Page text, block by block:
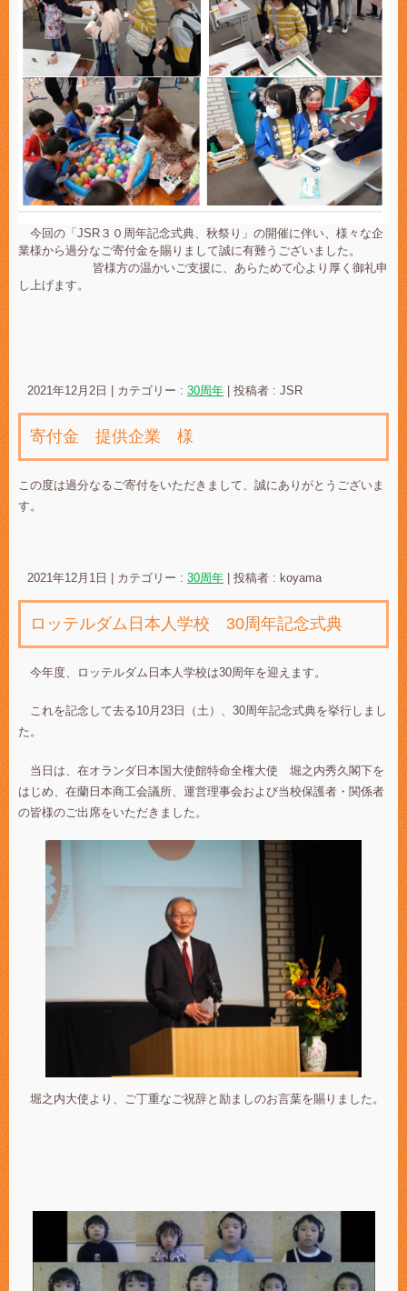
今回の「JSR３０周年記念式典、秋祭り」の開催に伴い、様々な企
業様から過分なご寄付金を賜りまして誠に有難うございました。
皆様方の温かいご支援に、あらためて心より厚く御礼申
し上げます。
2021年12月2日 | カテゴリー : 30周年 | 投稿者 : JSR
寄付金 提供企業 様
この度は過分なるご寄付をいただきまして、誠にありがとうございま
す。
2021年12月1日 | カテゴリー : 30周年 | 投稿者 : koyama
ロッテルダム日本人学校 30周年記念式典
今年度、ロッテルダム日本人学校は30周年を迎えます。
これを記念して去る10月23日（土）、30周年記念式典を挙行しまし
た。
当日は、在オランダ日本国大使館特命全権大使 堀之内秀久閣下を
はじめ、在蘭日本商工会議所、運営理事会および当校保護者・関係者
の皆様のご出席をいただきました。
堀之内大使より、ご丁重なご祝辞と励ましのお言葉を賜りました。